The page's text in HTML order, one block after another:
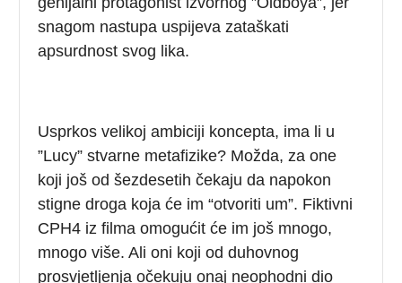
snagom nastupa uspijeva zataškati
apsurdnost svog lika.
Usprkos velikoj ambiciji koncepta, ima li u
”Lucy” stvarne metafizike? Možda, za one
koji još od šezdesetih čekaju da napokon
stigne droga koja će im “otvoriti um”. Fiktivni
CPH4 iz filma omogućit će im još mnogo,
mnogo više. Ali oni koji od duhovnog
prosvjetljenja očekuju onaj neophodni dio